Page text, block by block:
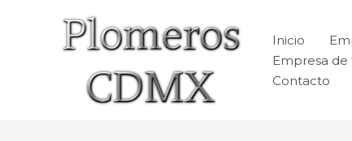
Inicio
Empresa
Contacto